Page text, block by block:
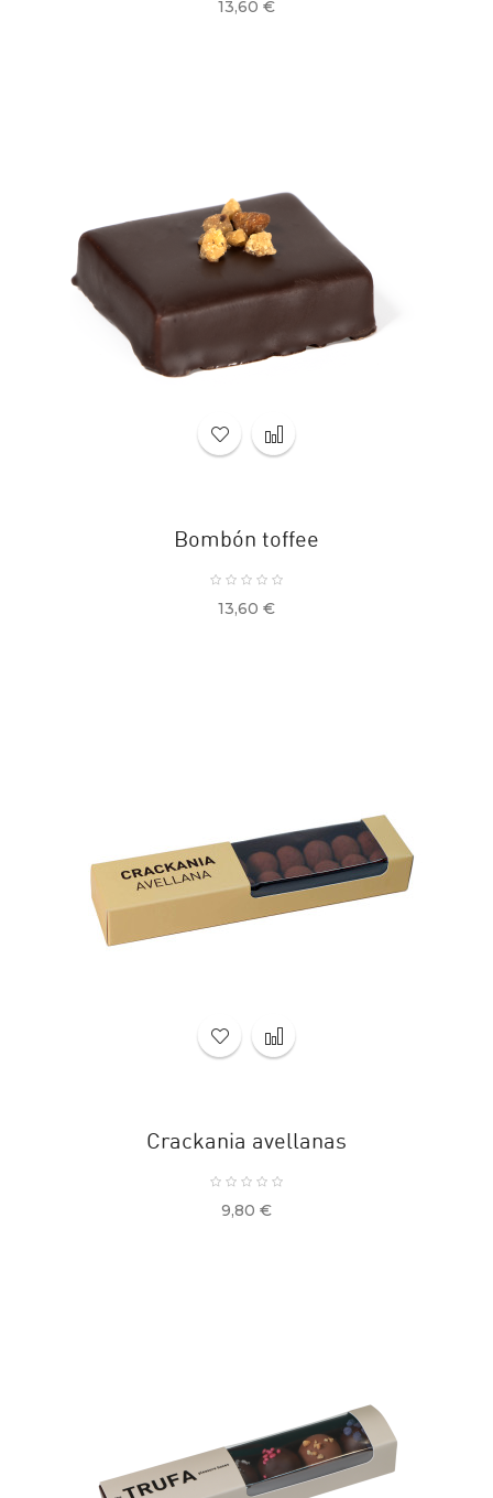
Precio
13,60 €
Bombón toffee
Precio
13,60 €
Crackania avellanas
Precio
9,80 €